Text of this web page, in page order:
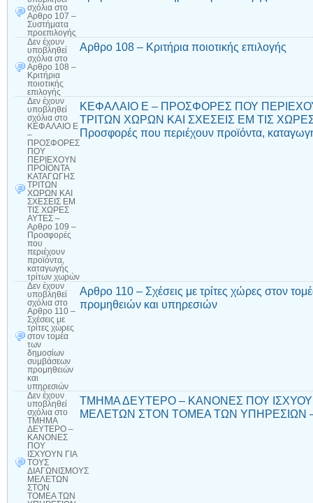
σχόλια στο
Αρθρο 107 –
Συστήματα
προεπιλογής
Δεν έχουν
υποβληθεί
σχόλια στο
Αρθρο 108 –
Κριτήρια
ποιοτικής
επιλογής
Αρθρο 108 – Κριτήρια ποιοτικής επιλογής
Δεν έχουν
υποβληθεί
σχόλια στο
ΚΕΦΑΛΑΙΟ Ε
–
ΠΡΟΣΦΟΡΕΣ
ΠΟΥ
ΠΕΡΙΕΧΟΥΝ
ΠΡΟΪΟΝΤΑ
ΚΑΤΑΓΩΓΗΣ
ΤΡΙΤΩΝ
ΧΩΡΩΝ ΚΑΙ
ΣΧΕΣΕΙΣ ΕΜ
ΤΙΣ ΧΩΡΕΣ
ΑΥΤΕΣ –
Αρθρο 109 –
Προσφορές
που
περιέχουν
προϊόντα,
καταγωγής
τρίτων χωρών
ΚΕΦΑΛΑΙΟ Ε – ΠΡΟΣΦΟΡΕΣ ΠΟΥ
ΤΡΙΤΩΝ ΧΩΡΩΝ ΚΑΙ ΣΧΕΣΕΙΣ ΕΜ ΤΙΣ
Προσφορές που περιέχουν προϊόντα,
Δεν έχουν
υποβληθεί
σχόλια στο
Αρθρο 110 –
Σχέσεις με
τρίτες χώρες
στον τομέα
των
δημοσίων
συμβάσεων
προμηθειών
και
υπηρεσιών
Αρθρο 110 – Σχέσεις με τρίτες χώρες στον
προμηθειών και υπηρεσιών
Δεν έχουν
υποβληθεί
σχόλια στο
ΤΜΗΜΑ
ΔΕΥΤΕΡΟ –
ΚΑΝΟΝΕΣ
ΠΟΥ
ΙΣΧΥΟΥΝ ΓΙΑ
ΤΟΥΣ
ΔΙΑΓΩΝΙΣΜΟΥΣ
ΜΕΛΕΤΩΝ
ΣΤΟΝ
ΤΟΜΕΑ ΤΩΝ
ΤΜΗΜΑ ΔΕΥΤΕΡΟ – ΚΑΝΟΝΕΣ ΠΟΥ
ΜΕΛΕΤΩΝ ΣΤΟΝ ΤΟΜΕΑ ΤΩΝ ΥΠΗΡΕΣΙΩΝ –